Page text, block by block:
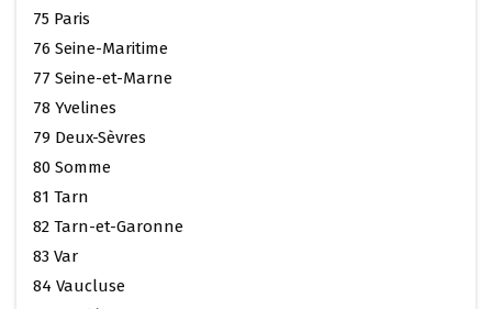
75 Paris
76 Seine-Maritime
77 Seine-et-Marne
78 Yvelines
79 Deux-Sèvres
80 Somme
81 Tarn
82 Tarn-et-Garonne
83 Var
84 Vaucluse